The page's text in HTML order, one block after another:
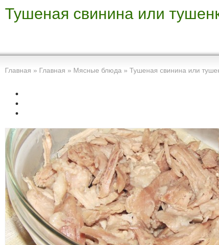
Тушеная свинина или
Главная » Главная » Мясные блюда » Тушеная свинина или